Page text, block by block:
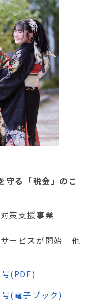
る「税金」のこ
策支援事業
ービスが開始 他
(PDF)
(電子ブック)